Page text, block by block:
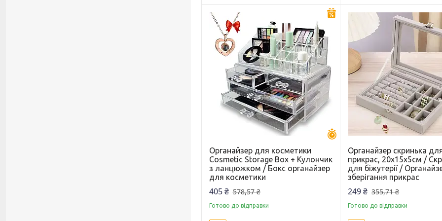
–30%
Залишилось 30 днів
Органайзер для косметики
Cosmetic Storage Box + Кулончик
з ланцюжком / Бокс органайзер
для косметики
405 ₴ 578,57 ₴
Готово до відправки
Органайзер скринька
прикрас, 20х15х5см /
для біжутерії /
зберігання прикрас
249 ₴ 355,71 ₴
Готово до відправки